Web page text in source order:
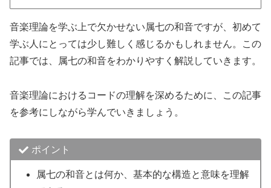
音楽理論を学ぶ上で欠かせない属七の和音ですが、初めて
学ぶ人にとっては少し難しく感じるかもしれません。この
記事では、属七の和音をわかりやすく解説していきます。
音楽理論におけるコードの理解を深めるために、この記事
を参考にしながら学んでいきましょう。
ポイント
属七の和音とは何か、基本的な構造と意味を理解